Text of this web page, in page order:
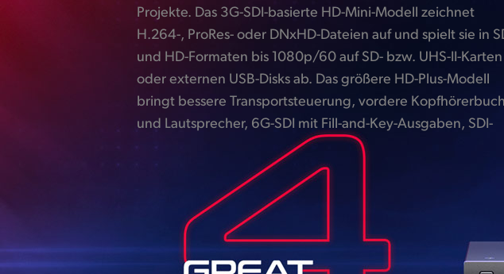
Projekte. Das 3G-SDI-basierte HD-Mini-Modell zeichnet
H.264-, ProRes- oder DNxHD-Dateien auf und spielt sie in
und HD-Formaten bis 1080p/60 auf SD- bzw. UHS-II-Karten
oder externen USB-Disks ab. Das größere HD-Plus-Modell
bringt bessere Transportsteuerung, vordere
und Lautsprecher, 6G-SDI mit Fill-and-Key-Ausgaben, SDI-
2160p/30 in ProRes und DNxHD. Das HD-Pro-Modell in voller
Rackbreite gleicht dem HD-Plus-Modell. Zudem bietet es
SSD-Slots und einen Metallsuchregler mit Kupplung.
Das unfassbar potente 4K-Pro-Modell nimmt H.264, H.265,
ProRes oder DNx in SD-, HD- und Ultra-HD-Formaten